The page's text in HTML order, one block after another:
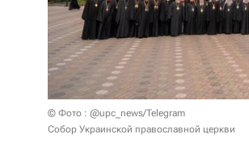
© Фото : @upc_news/Telegram
Собор Украинской православной церкви